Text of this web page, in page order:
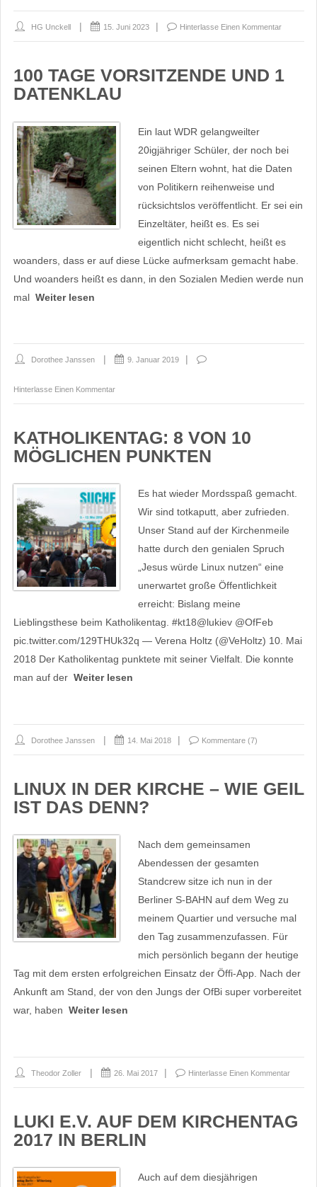
HG Unckell 15. Juni 2023 Hinterlasse Einen Kommentar
100 TAGE VORSITZENDE UND 1
DATENKLAU
Ein laut WDR gelangweilter
20igjähriger Schüler, der noch bei
seinen Eltern wohnt, hat die Daten
von Politikern reihenweise und
rücksichtslos veröffentlicht. Er sei ein
Einzeltäter, heißt es. Es sei
eigentlich nicht schlecht, heißt es
woanders, dass er auf diese Lücke aufmerksam gemacht habe.
Und woanders heißt es dann, in den Sozialen Medien werde nun
mal Weiter lesen
Dorothee Janssen 9. Januar 2019
Hinterlasse Einen Kommentar
KATHOLIKENTAG: 8 VON 10
MÖGLICHEN PUNKTEN
Es hat wieder Mordsspaß gemacht.
Wir sind totkaputt, aber zufrieden.
Unser Stand auf der Kirchenmeile
hatte durch den genialen Spruch
„Jesus würde Linux nutzen“ eine
unerwartet große Öffentlichkeit
erreicht: Bislang meine
Lieblingsthese beim Katholikentag. #kt18@lukiev @OfFeb
pic.twitter.com/129THUk32q — Verena Holtz (@VeHoltz) 10. Mai
2018 Der Katholikentag punktete mit seiner Vielfalt. Die konnte
man auf der Weiter lesen
Dorothee Janssen 14. Mai 2018 Kommentare (7)
LINUX IN DER KIRCHE – WIE GEIL
IST DAS DENN?
Nach dem gemeinsamen
Abendessen der gesamten
Standcrew sitze ich nun in der
Berliner S-BAHN auf dem Weg zu
meinem Quartier​ und versuche mal
den Tag zusammenzufassen. Für
mich persönlich begann der heutige
Tag mit dem ersten erfolgreichen Einsatz der Öffi-App. Nach der
Ankunft am Stand, der von den Jungs der OfBi super vorbereitet
war, haben Weiter lesen
Theodor Zoller 26. Mai 2017 Hinterlasse Einen Kommentar
LUKI E.V. AUF DEM KIRCHENTAG
2017 IN BERLIN
Auch auf dem diesjährigen